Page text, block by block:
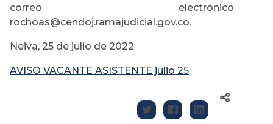
correo electrónico
rochoas@cendoj.ramajudicial.gov.co.
Neiva, 25 de julio de 2022
AVISO VACANTE ASISTENTE julio 25